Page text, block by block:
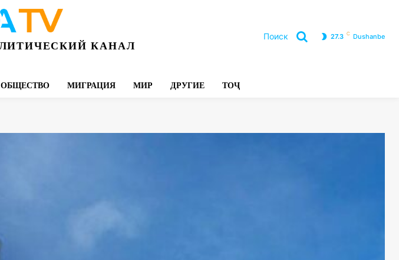
КАНАЛ
Поиск 27.3 C Dushanbe
ОБЩЕСТВО МИГРАЦИЯ МИР ДРУГИЕ ТОҶ